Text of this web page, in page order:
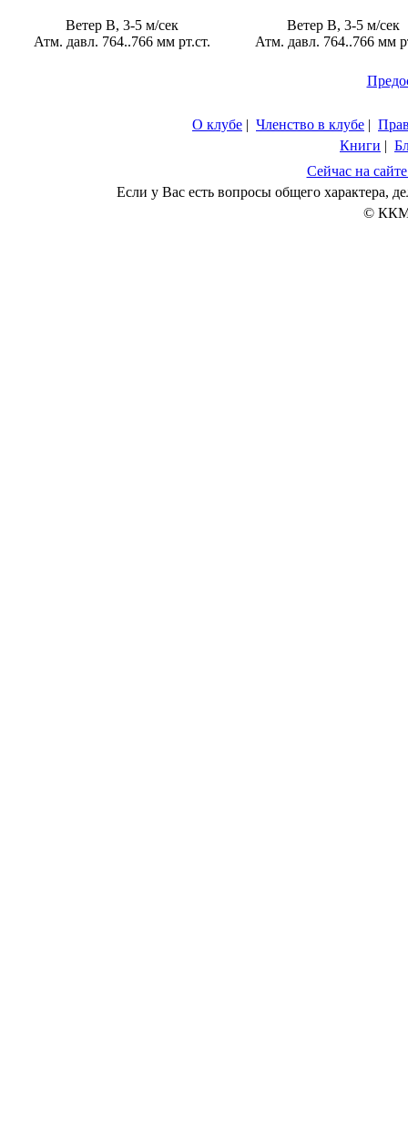
Ветер В, 3-5 м/сек
Атм. давл. 764..766 мм рт.ст.
Ветер В, 3-5 м/сек
Атм. давл. 764..766 мм
О клубе | Членство в клубе |
Книги |
Сейчас на
Если у Вас есть вопросы общего характера,
© ККМ